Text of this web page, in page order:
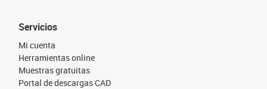
Servicios
Mi cuenta
Herramientas online
Muestras gratuitas
Portal de descargas CAD